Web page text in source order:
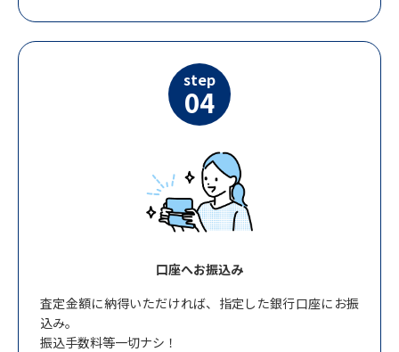
step
04
口座へお振込み
査定金額に納得いただければ、指定した銀行口座にお振
込み。
振込手数料等一切ナシ！